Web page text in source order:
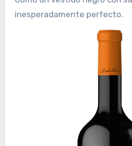
inesperadamente perfecto.